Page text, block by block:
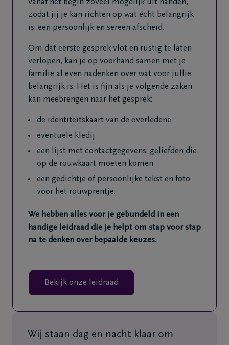
vanaf het begin zoveel mogelijk uit handen,
zodat jij je kan richten op wat écht belangrijk
is: een persoonlijk en sereen afscheid.
Om dat eerste gesprek vlot en rustig te laten
verlopen, kan je op voorhand samen met je
familie al even nadenken over wat voor jullie
belangrijk is. Het is fijn als je volgende zaken
kan meebrengen naar het gesprek:
de identiteitskaart van de overledene
eventuele kledij
een lijst met contactgegevens: geliefden die
op de rouwkaart moeten komen
een gedichtje of persoonlijke tekst en foto
voor het rouwprentje.
We hebben alles voor je gebundeld in een
handige leidraad die je helpt om stap voor stap
na te denken over bepaalde keuzes.
Bekijk onze leidraad
Wij staan dag en nacht klaar om